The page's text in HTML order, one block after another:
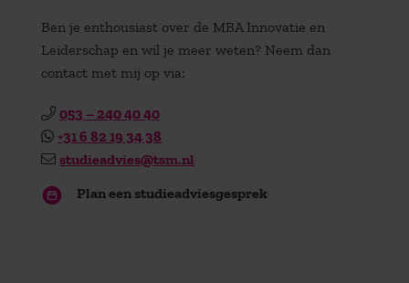
Ben je enthousiast over de MBA Innovatie en
Leiderschap en wil je meer weten? Neem dan
contact met mij op via:
053 – 240 40 40
+31 6 82 19 34 38
studieadvies@tsm.nl
Plan een studieadviesgesprek